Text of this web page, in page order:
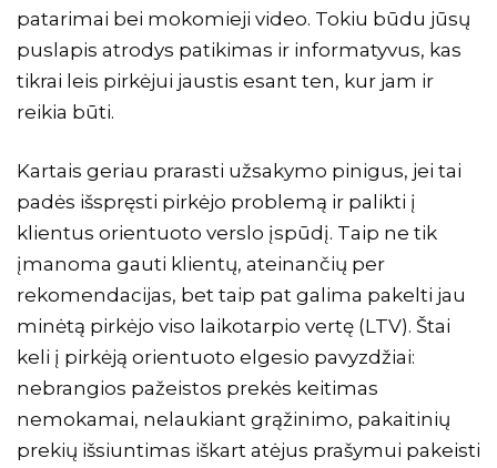
patarimai bei mokomieji video. Tokiu būdu jūsų
puslapis atrodys patikimas ir informatyvus, kas
tikrai leis pirkėjui jaustis esant ten, kur jam ir
reikia būti.
Kartais geriau prarasti užsakymo pinigus, jei tai
padės išspręsti pirkėjo problemą ir palikti į
klientus orientuoto verslo įspūdį. Taip ne tik
įmanoma gauti klientų, ateinančių per
rekomendacijas, bet taip pat galima pakelti jau
minėtą pirkėjo viso laikotarpio vertę (LTV). Štai
keli į pirkėją orientuoto elgesio pavyzdžiai:
nebrangios pažeistos prekės keitimas
nemokamai, nelaukiant grąžinimo, pakaitinių
prekių išsiuntimas iškart atėjus prašymui pakeisti